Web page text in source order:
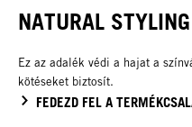
NATURAL STYLING
Ez az adalék védi a hajat a
kötéseket biztosít.
FEDEZD FEL A